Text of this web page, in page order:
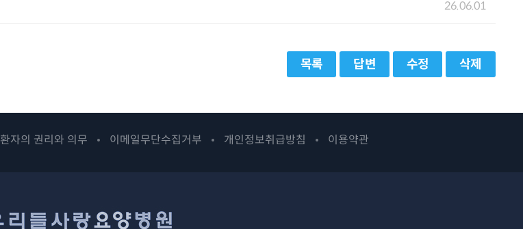
26.06.01
목록 답변 수정 삭제
환자의 권리와 의무 이메일무단수집거부 개인정보취급방침 이용약관